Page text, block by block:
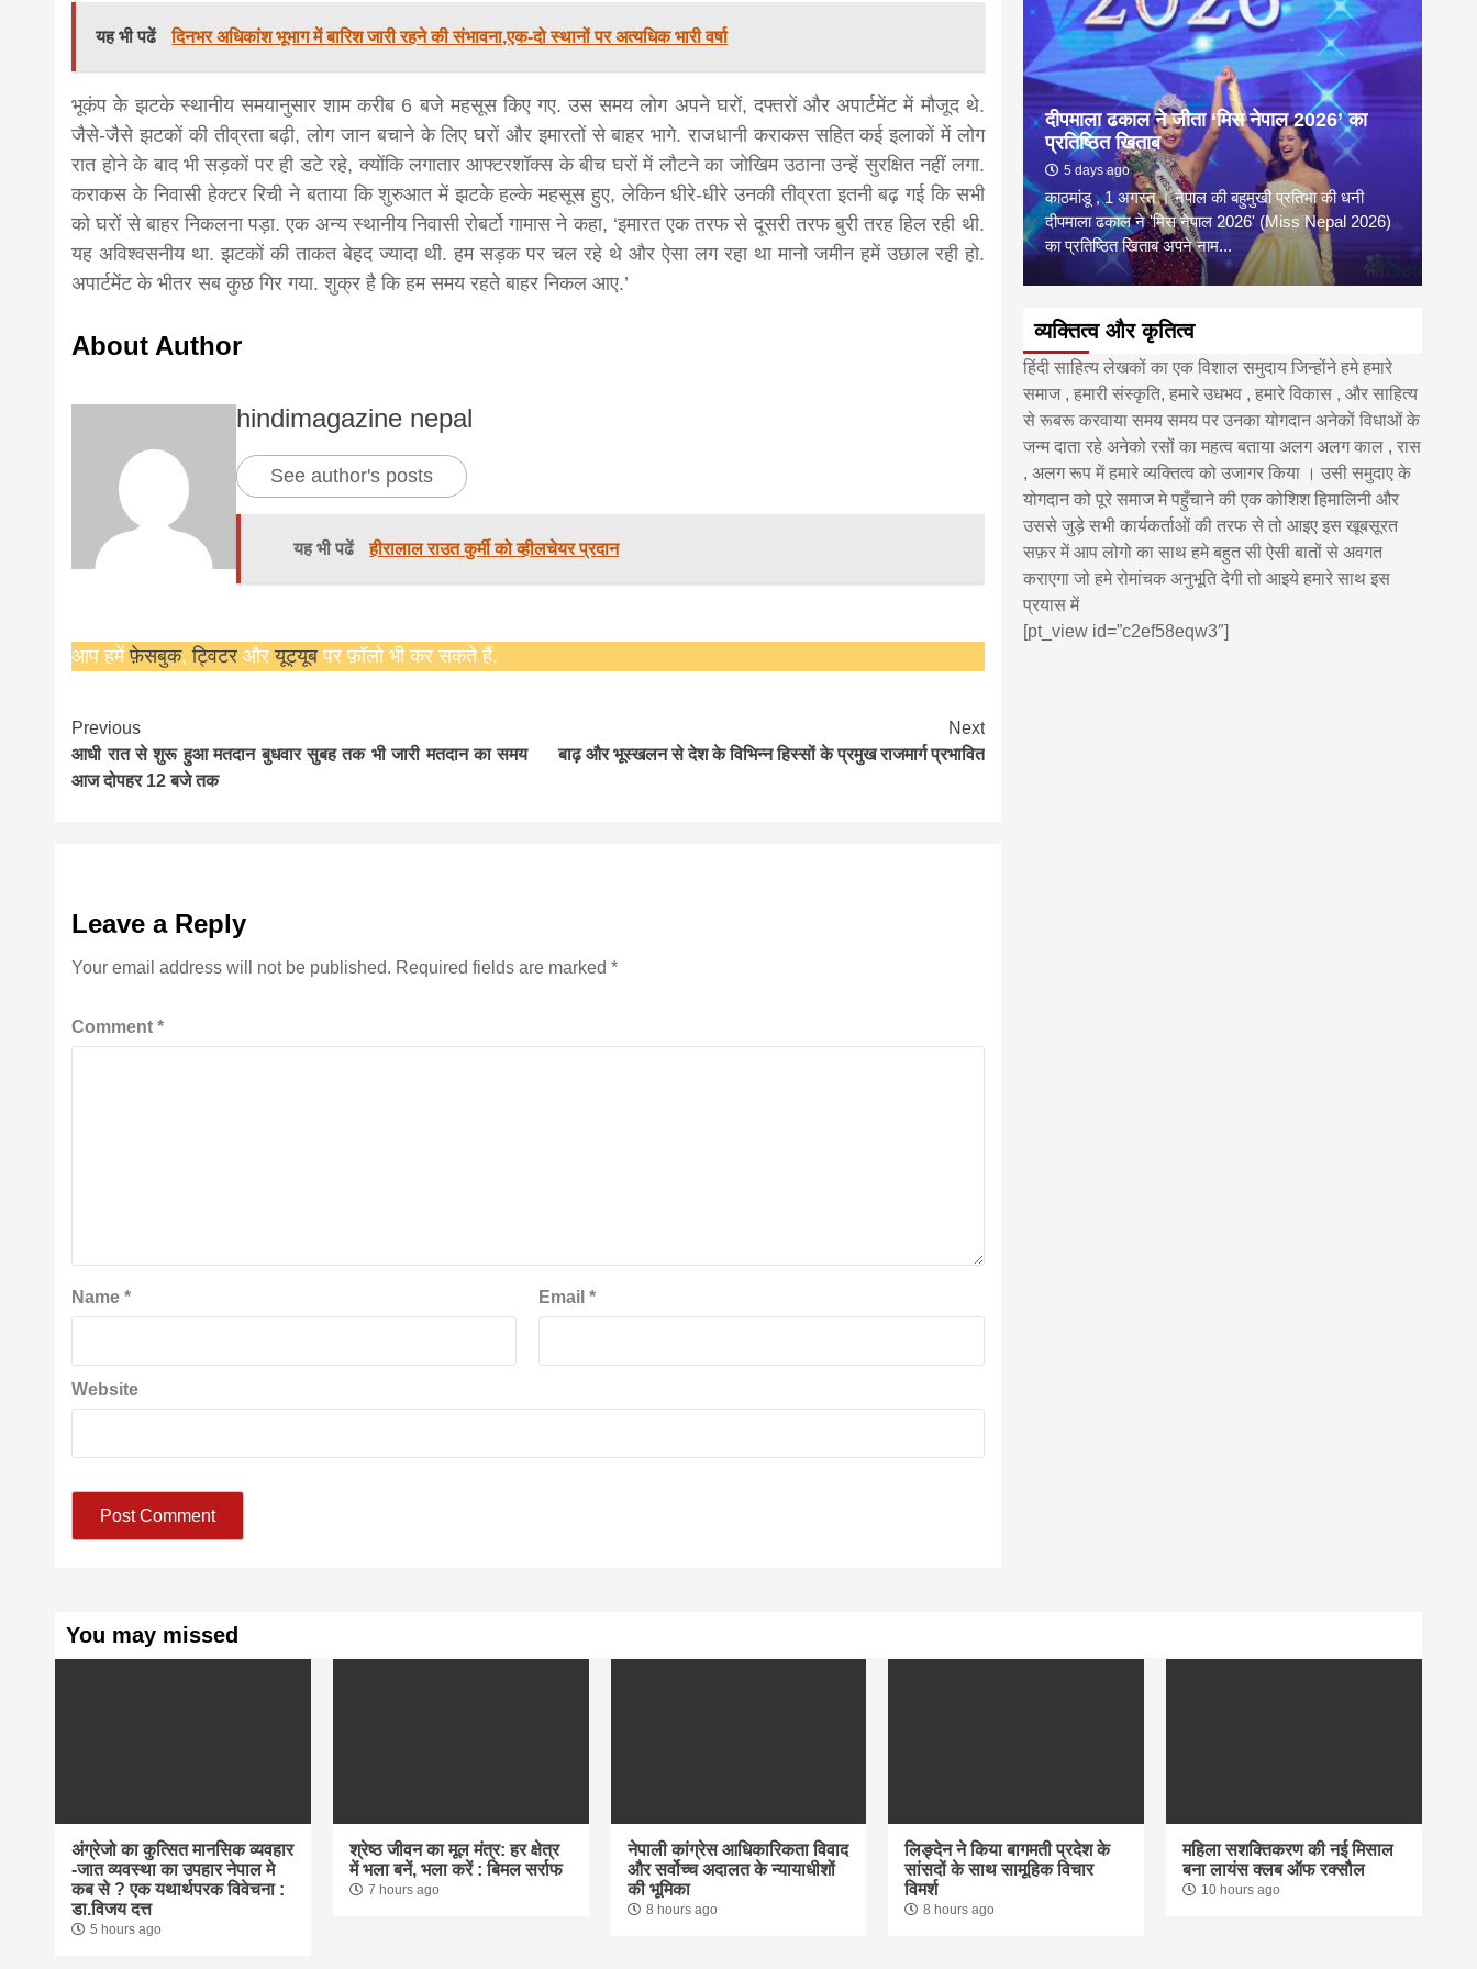
यह भी पढें दिनभर अधिकांश भूभाग में बारिश जारी रहने की संभावना,एक-दो स्थानों पर अत्यधिक भारी वर्षा
भूकंप के झटके स्थानीय समयानुसार शाम करीब 6 बजे महसूस किए गए. उस समय लोग अपने घरों, दफ्तरों और अपार्टमेंट में मौजूद थे.
जैसे-जैसे झटकों की तीव्रता बढ़ी, लोग जान बचाने के लिए घरों और इमारतों से बाहर भागे. राजधानी कराकस सहित कई इलाकों में लोग
रात होने के बाद भी सड़कों पर ही डटे रहे, क्योंकि लगातार आफ्टरशॉक्स के बीच घरों में लौटने का जोखिम उठाना उन्हें सुरक्षित नहीं लगा.
कराकस के निवासी हेक्टर रिची ने बताया कि शुरुआत में झटके हल्के महसूस हुए, लेकिन धीरे-धीरे उनकी तीव्रता इतनी बढ़ गई कि सभी
को घरों से बाहर निकलना पड़ा. एक अन्य स्थानीय निवासी रोबर्टो गामास ने कहा, ‘इमारत एक तरफ से दूसरी तरफ बुरी तरह हिल रही थी.
यह अविश्वसनीय था. झटकों की ताकत बेहद ज्यादा थी. हम सड़क पर चल रहे थे और ऐसा लग रहा था मानो जमीन हमें उछाल रही हो.
अपार्टमेंट के भीतर सब कुछ गिर गया. शुक्र है कि हम समय रहते बाहर निकल आए.’
About Author
hindimagazine nepal
See author's posts
यह भी पढें हीरालाल राउत कुर्मी को व्हीलचेयर प्रदान
आप हमेंफ़ेसबुक,ट्विटरऔरयूट्यूब पर फ़ॉलो भी कर सकते हैं.
Continue
Reading
Previous
आधी रात से शुरू हुआ मतदान बुधवार सुबह तक भी जारी मतदान का समय
आज दोपहर 12 बजे तक
Next
बाढ़ और भूस्खलन से देश के विभिन्न हिस्सों के प्रमुख राजमार्ग प्रभावित
Leave a Reply
Your email address will not be published. Required fields are marked*
Comment*
Name* Email*
Website
सीताराम विवाह पंचमी महोत्सव के तीसरे दिन धनुष
यज्ञ का हुआ आयोजन (फोटो सहित)
3 years ago
जनकपुरधाम/मिश्री लाल मधुकर। सीताराम विवाह पंचमी
महोत्सव के तीसरे दिन जानकी मंदिर के प्रांगण में धनुष यज्ञ
आयोजित किया गया। रंगभूमि मैदान में राजा विदेह...
दीपमाला ढकाल ने जीता ‘मिस नेपाल 2026’ का
प्रतिष्ठित खिताब
5 days ago
काठमांडू , 1 अगस्त । नेपाल की बहुमुखी प्रतिभा की धनी
दीपमाला ढकाल ने 'मिस नेपाल 2026' (Miss Nepal 2026)
का प्रतिष्ठित खिताब अपने नाम...
व्यक्तित्व और कृतित्व
हिंदी साहित्य लेखकों का एक विशाल समुदाय जिन्होंने हमे हमारे
समाज , हमारी संस्कृति, हमारे उधभव , हमारे विकास , और साहित्य
से रूबरू करवाया समय समय पर उनका योगदान अनेकों विधाओं के
जन्म दाता रहे अनेको रसों का महत्व बताया अलग अलग काल , रास
, अलग रूप में हमारे व्यक्तित्व को उजागर किया । उसी समुदाए के
योगदान को पूरे समाज मे पहुँचाने की एक कोशिश हिमालिनी और
उससे जुड़े सभी कार्यकर्ताओं की तरफ से तो आइए इस खूबसूरत
सफ़र में आप लोगो का साथ हमे बहुत सी ऐसी बातों से अवगत
कराएगा जो हमे रोमांचक अनुभूति देगी तो आइये हमारे साथ इस
प्रयास में
[pt_view id=”c2ef58eqw3″]
You may missed
अंग्रेजो का कुत्सित मानसिक व्यवहार
-जात व्यवस्था का उपहार नेपाल मे
कब से ? एक यथार्थपरक विवेचना :
डा.विजय दत्त
5 hours ago
श्रेष्ठ जीवन का मूल मंत्र: हर क्षेत्र
में भला बनें, भला करें : बिमल सर्राफ
7 hours ago
नेपाली कांग्रेस आधिकारिकता विवाद
और सर्वोच्च अदालत के न्यायाधीशों
की भूमिका
8 hours ago
लिङ्देन ने किया बागमती प्रदेश के
सांसदों के साथ सामूहिक विचार
विमर्श
8 hours ago
महिला सशक्तिकरण की नई मिसाल
बना लायंस क्लब ऑफ रक्सौल
10 hours ago